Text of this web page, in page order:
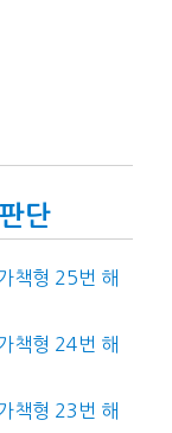
단
책형 25번 해
책형 24번 해
책형 23번 해